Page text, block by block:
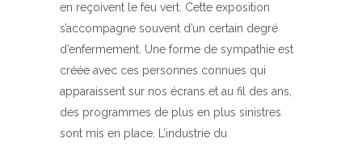
en reçoivent le feu vert. Cette exposition
s’accompagne souvent d’un certain degré
d’enfermement. Une forme de sympathie est
créée avec ces personnes connues qui
apparaissent sur nos écrans et au fil des ans,
des programmes de plus en plus sinistres
sont mis en place. L’industrie du